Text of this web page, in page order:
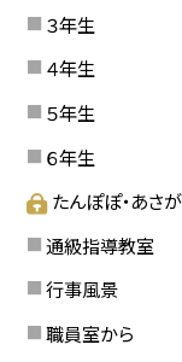
３年生
４年生
５年生
６年生
たんぽぽ・あさ
通級指導教室
行事風景
職員室から